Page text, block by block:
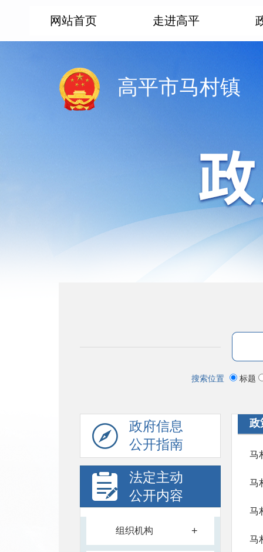
网站首页 走进高平
高平市马村镇
搜索位置 标题
政府信息
公开指南
法定主动
公开内容
组织机构 +
政
马
马
马
马